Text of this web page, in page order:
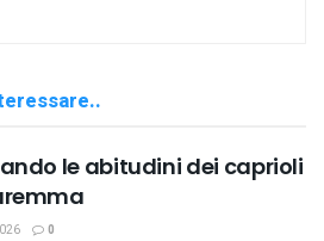
le abitudini dei caprioli
0